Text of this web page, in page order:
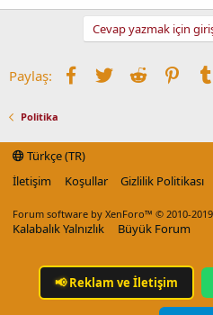
Cevap yazmak için
Paylaş: Facebook
TwitterReddit
Politika
Türkçe (TR)
İletişim
Koşullar Gizlilik Politikası
Forum software by XenForo™ © 2010-
Kalabalık Yalnızlık Büyük Forum
📢Reklam ve İletişim